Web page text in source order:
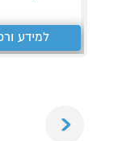
למידע